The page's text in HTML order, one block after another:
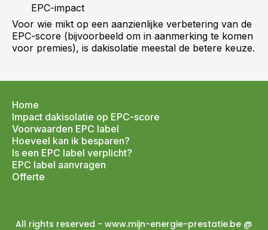
EPC-impact
Voor wie mikt op een aanzienlijke verbetering van de
EPC-score (bijvoorbeeld om in aanmerking te komen
voor premies), is dakisolatie meestal de betere keuze.
Home
Impact dakisolatie op EPC-score
Voorwaarden EPC label
Hoeveel kan ik besparen?
Is een EPC label verplicht?
EPC label aanvragen
Offerte
All rights reserved - www.mijn-energie-prestatie.be @